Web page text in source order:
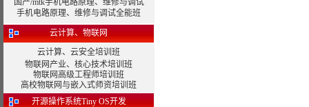
国产/mtk手机电路原理、维修与调试
手机电路原理、维修与调试全能班
云计算、物联网
云计算、云安全培训班
物联网产业、核心技术培训班
物联网高级工程师培训班
高校物联网与嵌入式师资培训班
开源操作系统Tiny OS开发